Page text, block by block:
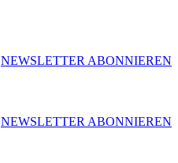
NEWSLETTER ABONNIEREN
NEWSLETTER ABONNIEREN